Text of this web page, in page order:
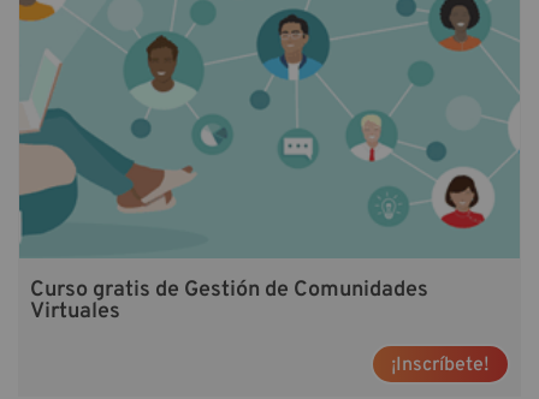
Curso gratis de Gestión de Comunidades
Virtuales
¡Inscríbete!